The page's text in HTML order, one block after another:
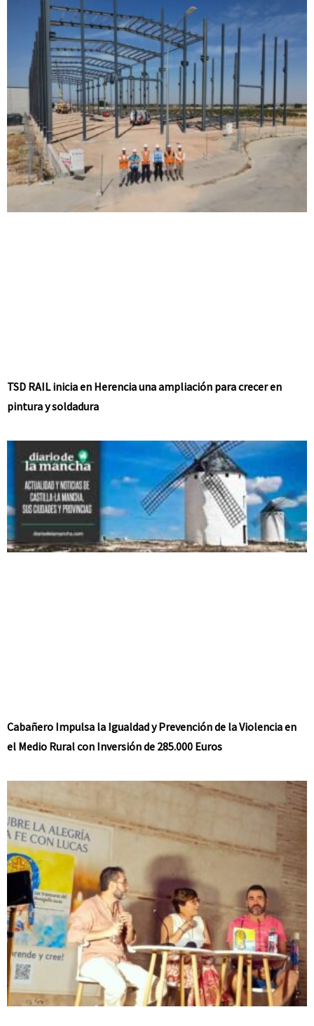
TSD RAIL inicia en Herencia una ampliación para crecer en
pintura y soldadura
Cabañero Impulsa la Igualdad y Prevención de la Violencia en
el Medio Rural con Inversión de 285.000 Euros